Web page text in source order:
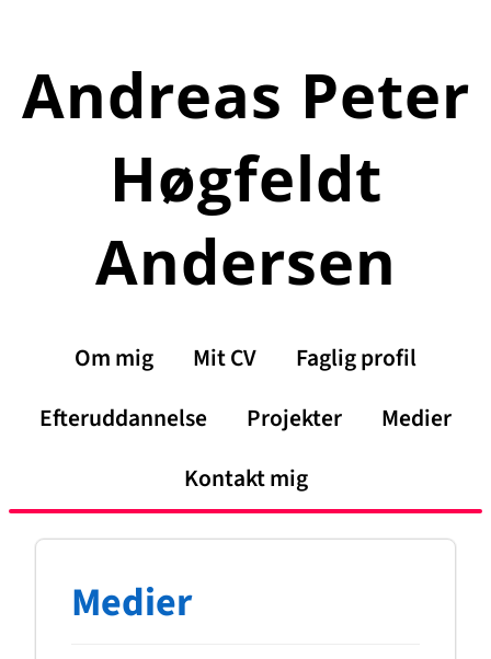
indhold
Andreas Peter
Høgfeldt
Andersen
Om mig Mit CV
Faglig profil
Efteruddannelse
Projekter
Medier
Kontakt mig
Medier